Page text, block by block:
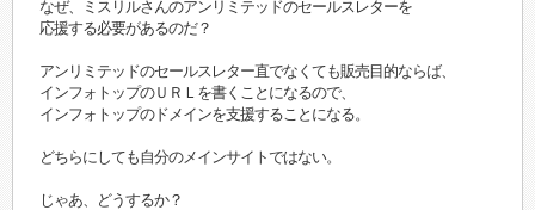
なぜ、ミスリルさんのアンリミテッドのセールスレターを
応援する必要があるのだ？
アンリミテッドのセールスレター直でなくても販売目的ならば、
インフォトップのＵＲＬを書くことになるので、
インフォトップのドメインを支援することになる。
どちらにしても自分のメインサイトではない。
じゃあ、どうするか？